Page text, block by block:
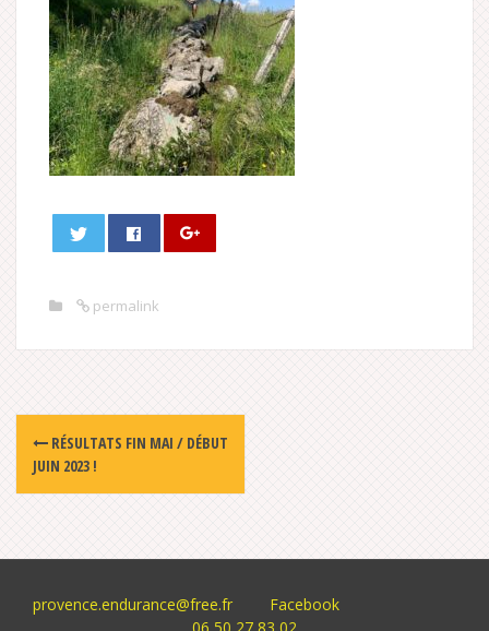
permalink
Post
navigation
RÉSULTATS FIN MAI / DÉBUT
JUIN 2023 !
provence.endurance@free.fr
Facebook